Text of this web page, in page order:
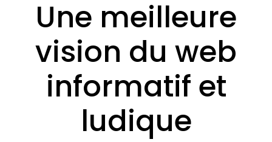
Une meilleure
vision du web
informatif et
ludique